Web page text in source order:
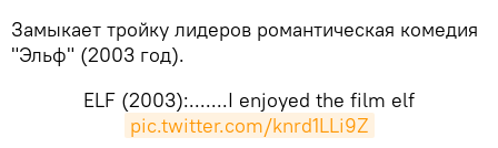
Замыкает тройку лидеров романтическая комедия
"Эльф" (2003 год).
ELF (2003):.......I enjoyed the film elf
pic.twitter.com/knrd1LLi9Z